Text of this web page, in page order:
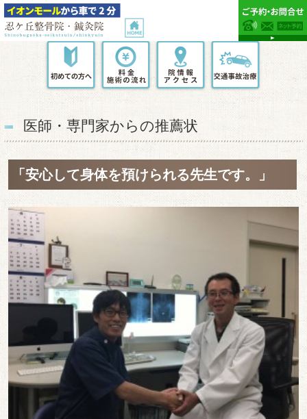
医師・専門家からの推薦状
「安心して身体を預けられる先生です。」